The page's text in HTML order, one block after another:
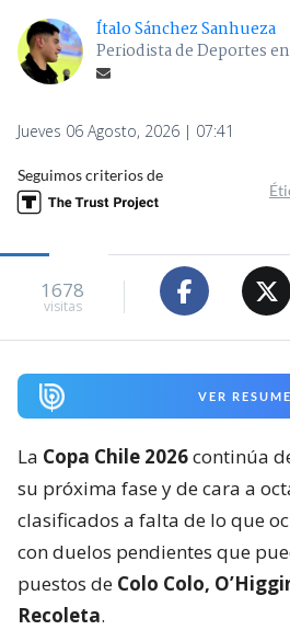
Ítalo Sánchez Sanhueza
Periodista de Deportes
Jueves 06 Agosto, 2026 | 07:41
Seguimos criterios de
1678
visitas
VER
La Copa Chile 2026continúa
su próxima fase y de cara a
clasificados a falta de lo que
con duelos pendientes que
puestos de Colo Colo,
Recoleta.